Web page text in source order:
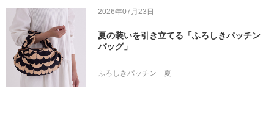
2026年07月23日
夏の装いを引き立てる「ふろしきパッチン
バッグ」
ふろしきパッチン 夏